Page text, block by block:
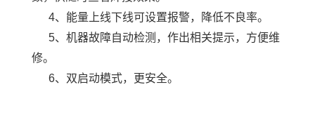
4、能量上线下线可设置报警，降低不良率。
5、机器故障自动检测，作出相关提示，方便维
修。
6、双启动模式，更安全。